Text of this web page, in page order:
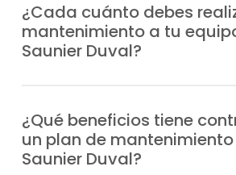
¿Cada cuánto debes
mantenimiento a tu
Saunier Duval?
vez al año, aunque la
variar según el uso del equipo
puesta a punto que prefieras.
¿Qué beneficios tiene
un plan de mantenimiento
Saunier Duval?